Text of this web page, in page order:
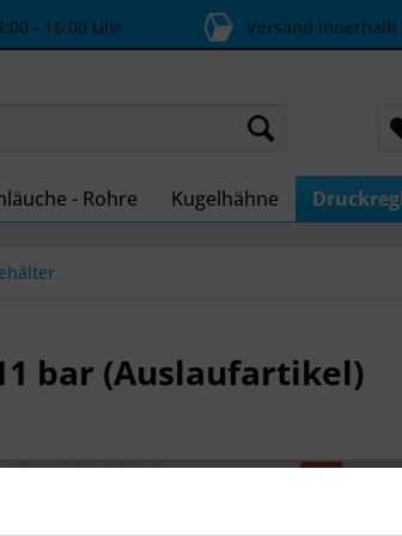
- 16:00 Uhr Versand innerhalb
- Rohre Kugelhähne
bar (Auslaufartikel)